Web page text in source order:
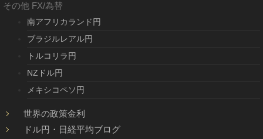
その他 FX/為替
南アフリカランド円
ブラジルレアル円
トルコリラ円
NZドル円
メキシコペソ円
世界の政策金利
ドル円・日経平均ブログ